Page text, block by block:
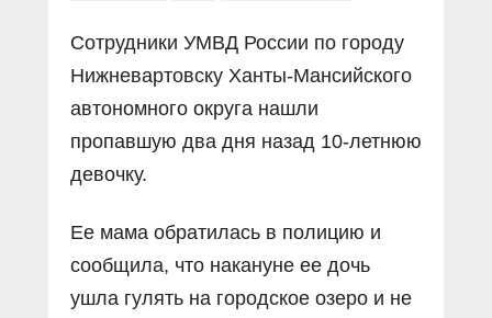
Сотрудники УМВД России по городу
Нижневартовску Ханты-Мансийского
автономного округа нашли
пропавшую два дня назад 10-летнюю
девочку.
Ее мама обратилась в полицию и
сообщила, что накануне ее дочь
ушла гулять на городское озеро и не